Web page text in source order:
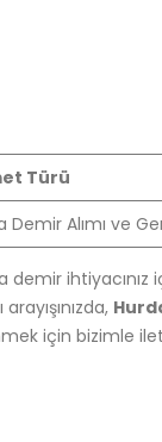
Türü
Demir Alımı ve
için bizimle